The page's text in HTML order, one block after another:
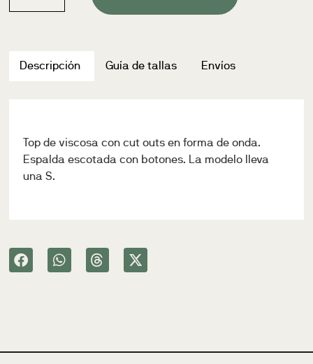
Descripción Guía de tallas Envíos
Top de viscosa con cut outs en forma de onda.
Espalda escotada con botones. La modelo lleva
una S.